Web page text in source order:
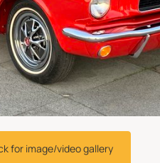
for image/video gallery